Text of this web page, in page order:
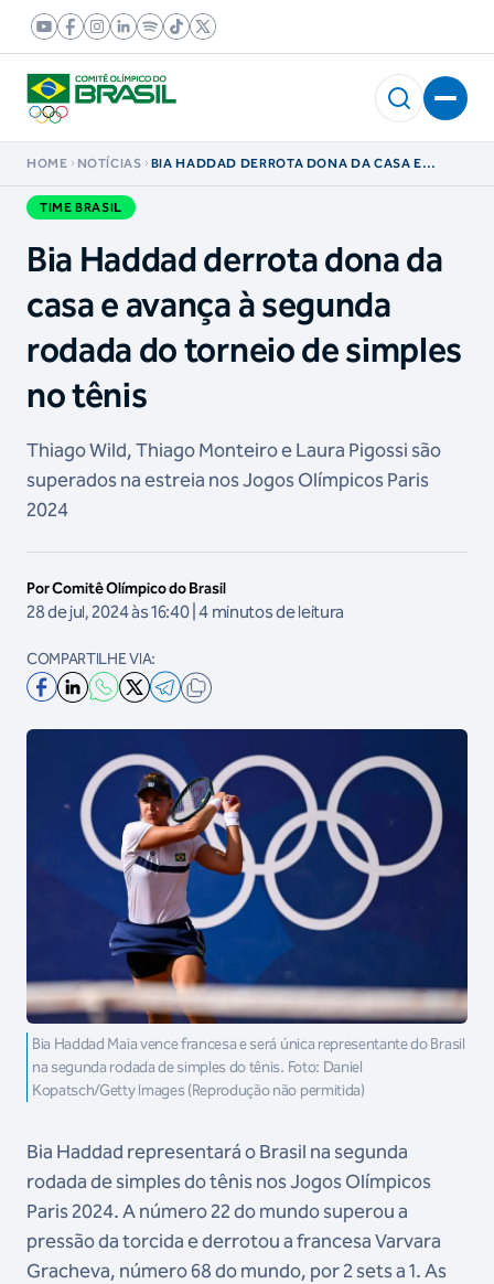
HOME NOTÍCIAS
BIA HADDAD DERROTA DONA DA CASA E
TIME BRASIL
Bia Haddad derrota dona da
casa e avança à segunda
rodada do torneio de simples
no tênis
Thiago Wild, Thiago Monteiro e Laura Pigossi são
superados na estreia nos Jogos Olímpicos Paris
2024
Por Comitê Olímpico do Brasil
28 de jul, 2024 às 16:40 | 4 minutos de leitura
COMPARTILHE VIA:
Bia Haddad Maia vence francesa e será única representante do Brasil
na segunda rodada de simples do tênis. Foto: Daniel
Kopatsch/Getty Images (Reprodução não permitida)
Bia Haddad representará o Brasil na segunda
rodada de simples do tênis nos Jogos Olímpicos
Paris 2024. A número 22 do mundo superou a
pressão da torcida e derrotou a francesa Varvara
Gracheva, número 68 do mundo, por 2 sets a 1. As